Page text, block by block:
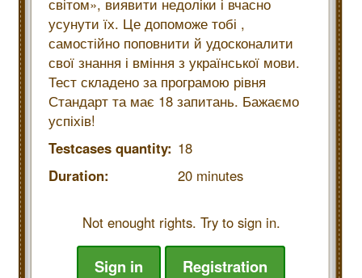
світом», виявити недоліки і вчасно
усунути їх. Це допоможе тобі ,
самостійно поповнити й удосконалити
свої знання і вміння з української мови.
Тест складено за програмою рівня
Стандарт та має 18 запитань. Бажаємо
успіхів!
Testcases quantity: 18
Duration:
20 minutes
Not enought rights. Try to sign in.
Sign in Registration